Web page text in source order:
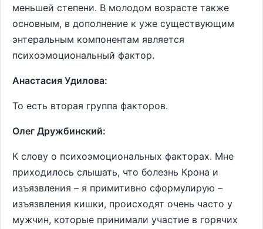
меньшей степени. В молодом возрасте также
основным, в дополнение к уже существующим
энтеральным компонентам является
психоэмоциональный фактор.
Анастасия Удилова:
То есть вторая группа факторов.
Олег Дружбинский:
К слову о психоэмоциональных факторах. Мне
приходилось слышать, что болезнь Крона и
изъязвления – я примитивно сформулирую –
изъязвления кишки, происходят очень часто у
мужчин, которые принимали участие в горячих